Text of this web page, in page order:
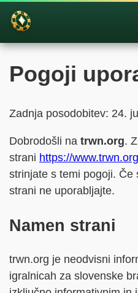
Pogoji
Zadnja posodobitev: 24.
Dobrodošli na trwn.org.
strani https://
strinjate s temi pogoji. Če
strani ne uporabljajte.
Namen strani
trwn.org je neodvisni
igralnicah za slovenske